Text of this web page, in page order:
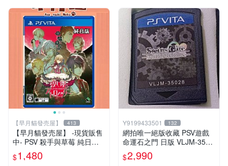
【早月貓發売屋】 413
【早月貓發売屋】 -現貨販售
中- PSV 殺手與草莓 純日版
日文版 ※戀愛×懸疑※ 戀愛AD
V遊戲
$1,480
Y9199433501 132
網拍唯一絕版收藏 PSV遊戲
命運石之門 日版 VLJM-3502
$2,990